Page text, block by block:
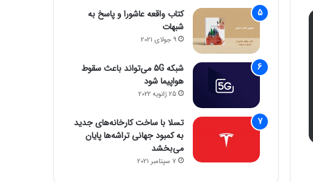
کتاب واقعه عاشورا و پاسخ به
شبهات
9 جولای 2021
شبکه 5G می‌تواند باعث سقوط
هواپیما شود
25 ژانویه 2022
تسلا با ساخت کارخانه‌های جدید
به کمبود جهانی تراشه‌ها پایان
می‌بخشد
7 سپتامبر 2021